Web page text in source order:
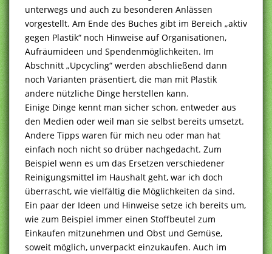
unterwegs und auch zu besonderen Anlässen
vorgestellt. Am Ende des Buches gibt im Bereich „aktiv
gegen Plastik“ noch Hinweise auf Organisationen,
Aufräumideen und Spendenmöglichkeiten. Im
Abschnitt „Upcycling“ werden abschließend dann
noch Varianten präsentiert, die man mit Plastik
andere nützliche Dinge herstellen kann.
Einige Dinge kennt man sicher schon, entweder aus
den Medien oder weil man sie selbst bereits umsetzt.
Andere Tipps waren für mich neu oder man hat
einfach noch nicht so drüber nachgedacht. Zum
Beispiel wenn es um das Ersetzen verschiedener
Reinigungsmittel im Haushalt geht, war ich doch
überrascht, wie vielfältig die Möglichkeiten da sind.
Ein paar der Ideen und Hinweise setze ich bereits um,
wie zum Beispiel immer einen Stoffbeutel zum
Einkaufen mitzunehmen und Obst und Gemüse,
soweit möglich, unverpackt einzukaufen. Auch im